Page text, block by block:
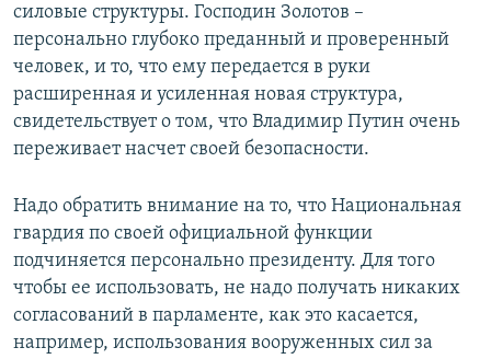
силовые структуры. Господин Золотов –
персонально глубоко преданный и проверенный
человек, и то, что ему передается в руки
расширенная и усиленная новая структура,
свидетельствует о том, что Владимир Путин очень
переживает насчет своей безопасности.
Надо обратить внимание на то, что Национальная
гвардия по своей официальной функции
подчиняется персонально президенту. Для того
чтобы ее использовать, не надо получать никаких
согласований в парламенте, как это касается,
например, использования вооруженных сил за